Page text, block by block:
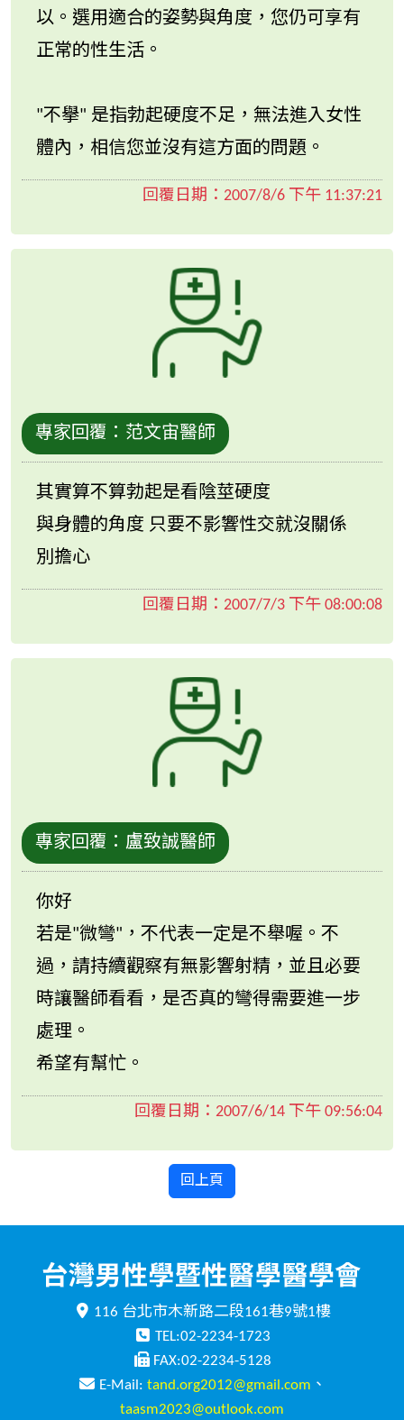
以。選用適合的姿勢與角度，您仍可享有
正常的性生活。
"不擧" 是指勃起硬度不足，無法進入女性
體內，相信您並沒有這方面的問題。
回覆日期： 2007/8/6 下午 11:37:21
專家回覆： 范文宙醫師
其實算不算勃起是看陰莖硬度
與身體的角度 只要不影響性交就沒關係
別擔心
回覆日期： 2007/7/3 下午 08:00:08
專家回覆： 盧致誠醫師
你好
若是"微彎"，不代表一定是不舉喔。不
過，請持續觀察有無影響射精，並且必要
時讓醫師看看，是否真的彎得需要進一步
處理。
希望有幫忙。
回覆日期： 2007/6/14 下午 09:56:04
回上頁
116 台北市木新路二段161巷9號1樓
TEL:02-2234-1723
FAX:02-2234-5128
E-Mail: tand.org2012@gmail.com 、
taasm2023@outlook.com